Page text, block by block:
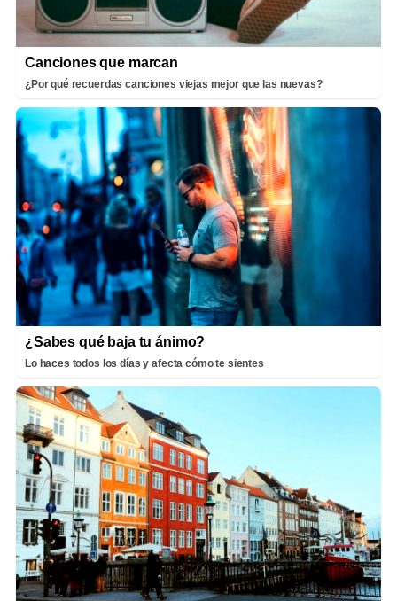
Canciones que marcan
¿Por qué recuerdas canciones viejas mejor que las nuevas?
¿Sabes qué baja tu ánimo?
Lo haces todos los días y afecta cómo te sientes